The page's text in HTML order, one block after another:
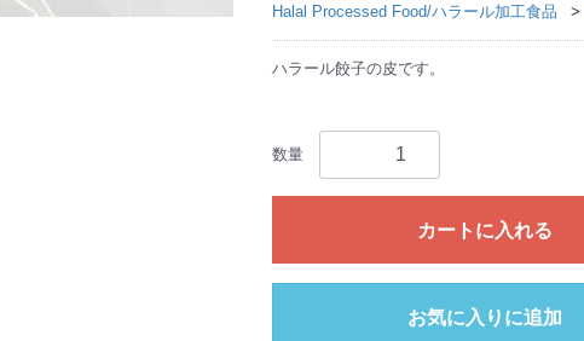
Halal Processed Food/ハラール加工食品
ハラール餃子の皮です。
数量
カートに入れる
お気に入りに追加